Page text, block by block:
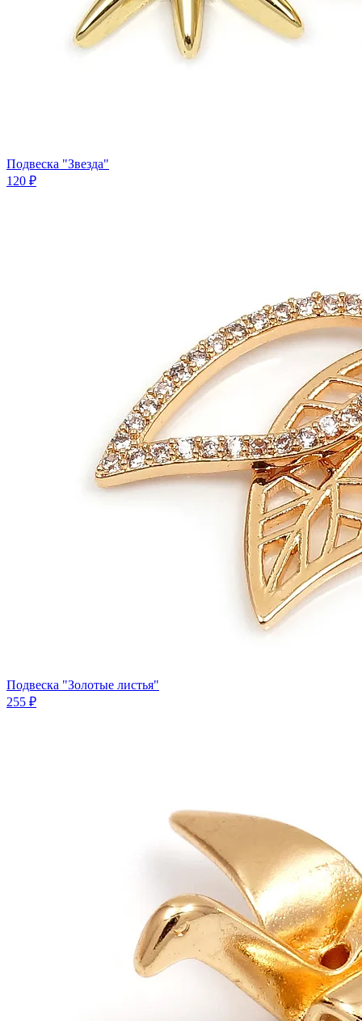
Подвеска "Звезда"
120 ₽
Подвеска "Золотые листья"
255 ₽